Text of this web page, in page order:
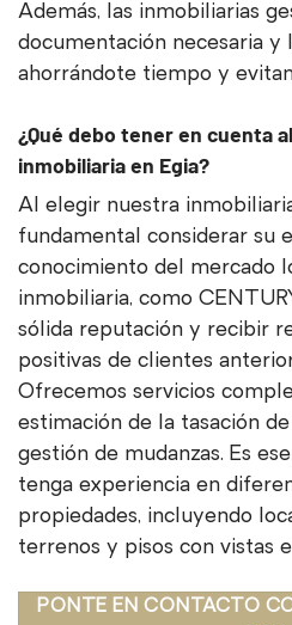
Además, las inmobiliarias
documentación necesaria y
ahorrándote tiempo y
¿Qué debo tener en cuenta
inmobiliaria en Egia?
Al elegir nuestra
fundamental considerar su
conocimiento del mercado
inmobiliaria, como
sólida reputación y recibir
positivas de clientes
Ofrecemos servicios
estimación de la tasación
gestión de mudanzas. Es
tenga experiencia en
propiedades, incluyendo
terrenos y pisos con vistas
PONTE EN CONTACTO